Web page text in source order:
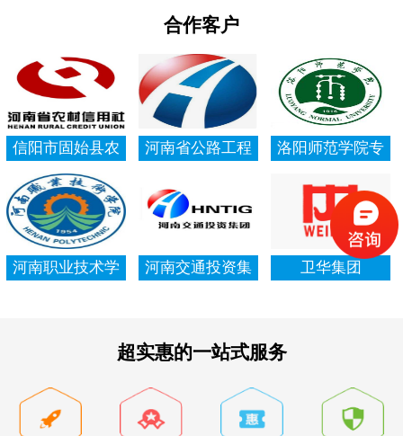
合作客户
信阳市固始县农
村信用社资产清
查审计
河南省公路工程
洛阳师范学院专
河南职业技术学
河南交通投资集
卫华集团
超实惠的一站式服务